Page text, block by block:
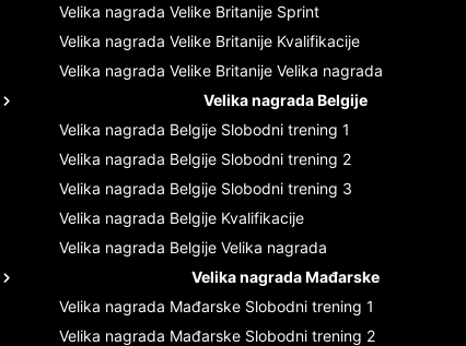
Velika nagrada Velike Britanije Sprint
Velika nagrada Velike Britanije Kvalifikacije
Velika nagrada Velike Britanije Velika nagrada
Velika nagrada Belgije
Velika nagrada Belgije Slobodni trening 1
Velika nagrada Belgije Slobodni trening 2
Velika nagrada Belgije Slobodni trening 3
Velika nagrada Belgije Kvalifikacije
Velika nagrada Belgije Velika nagrada
Velika nagrada Mađarske
Velika nagrada Mađarske Slobodni trening 1
Velika nagrada Mađarske Slobodni trening 2